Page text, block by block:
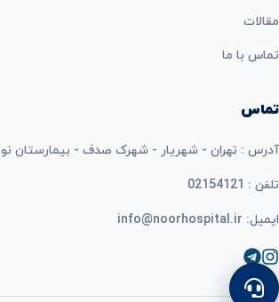
مقالات
تماس با ما
تماس
آدرس : تهران - شهریار - شهرک صدف - بیمارستان
تلفن : 02154121
ایمیل: info@noorhospital.ir